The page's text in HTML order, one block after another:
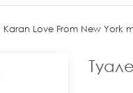
Karan Love From New York